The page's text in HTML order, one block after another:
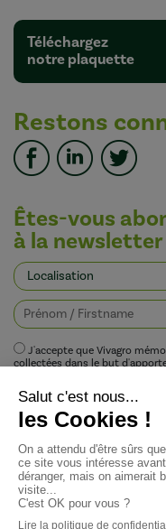
Téléchargez
notre plaquette
Restons
Êtes-vous
à la newsletter
J'accepte que Vivagro
collectées dans le but
conformément à la politique
I agree that Vivagro stores
to provide an appropriate
Vivagro's privacy policy.